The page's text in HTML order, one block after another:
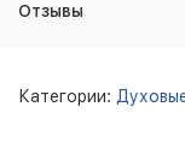
Отзывы
Категории: